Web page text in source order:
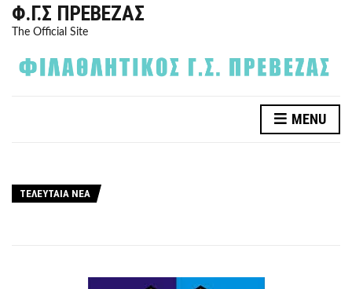
Φ.Γ.Σ ΠΡΈΒΕΖΑΣ
The Official Site
MENU
ΤΕΛΕΥΤΑΙΑ ΝΕΑ